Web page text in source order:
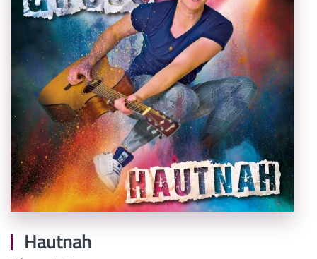
Hautnah